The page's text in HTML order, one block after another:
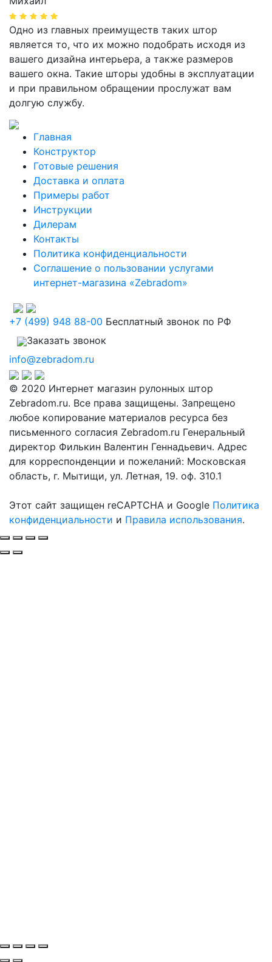
Одно из главных преимуществ таких штор
является то, что их можно подобрать исходя из
вашего дизайна интерьера, а также размеров
вашего окна. Такие шторы удобны в эксплуатации
и при правильном обращении прослужат вам
долгую службу.
Главная
Конструктор
Готовые решения
Доставка и оплата
Примеры работ
Инструкции
Дилерам
Контакты
Политика конфиденциальности
Соглашение о пользовании услугами
интернет-магазина «Zebradom»
+7 (499) 948 88-00 Бесплатный звонок по РФ
Заказать звонок
info@zebradom.ru
© 2020 Интернет магазин рулонных штор
Zebradom.ru. Все права защищены. Запрещено
любое копирование материалов ресурса без
письменного согласия Zebradom.ru Генеральный
директор Филькин Валентин Геннадьевич. Адрес
для корреспонденции и пожеланий: Московская
область, г. Мытищи, ул. Летная, 19. оф. 310.1
Этот сайт защищен reCAPTCHA и Google Политика
конфиденциальности и Правила использования.